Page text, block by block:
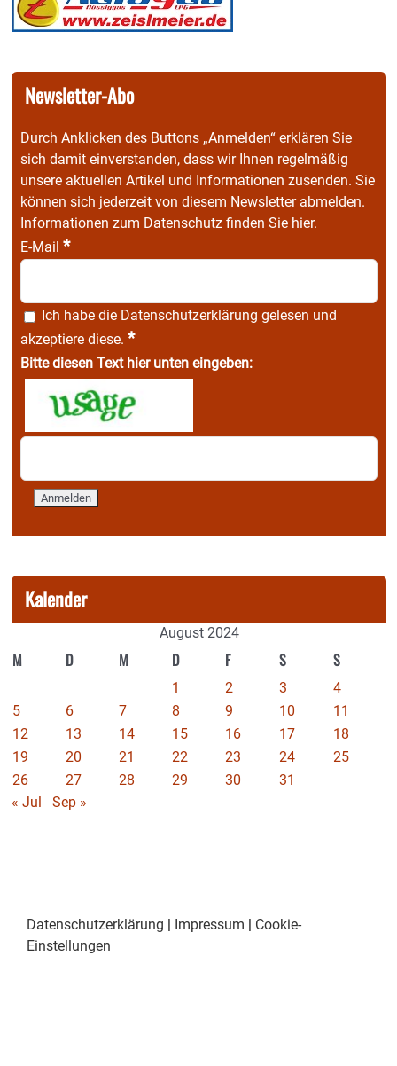
Newsletter-Abo
Durch Anklicken des Buttons „Anmelden“ erklären Sie
sich damit einverstanden, dass wir Ihnen regelmäßig
unsere aktuellen Artikel und Informationen zusenden. Sie
können sich jederzeit von diesem Newsletter abmelden.
Informationen zum Datenschutz finden Sie hier.
E-Mail *
Ich habe die Datenschutzerklärung gelesen und
akzeptiere diese. *
Bitte diesen Text hier unten eingeben:
Kalender
August 2024
M D M D F S S
1 2 3
4
5
6 7 8 9 10
11
12
13 14 15 16 17
18
19
20 21 22 23 24
25
26
27 28 29 30
31
« Jul
Sep »
Datenschutzerklärung Impressum
Cookie-
Einstellungen